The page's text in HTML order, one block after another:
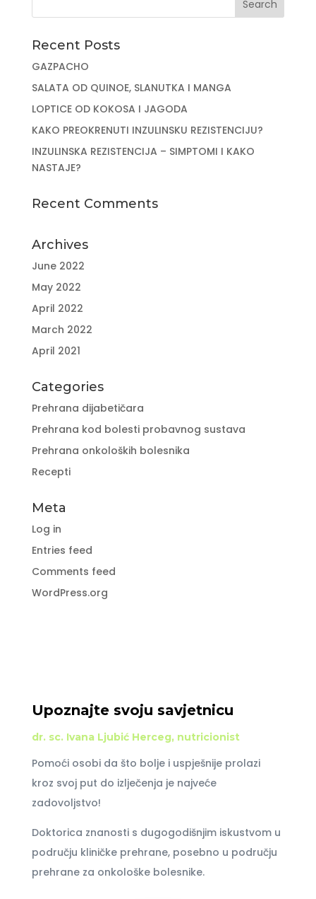
Recent Posts
GAZPACHO
SALATA OD QUINOE, SLANUTKA I MANGA
LOPTICE OD KOKOSA I JAGODA
KAKO PREOKRENUTI INZULINSKU REZISTENCIJU?
INZULINSKA REZISTENCIJA – SIMPTOMI I KAKO
NASTAJE?
Recent Comments
Archives
June 2022
May 2022
April 2022
March 2022
April 2021
Categories
Prehrana dijabetičara
Prehrana kod bolesti probavnog sustava
Prehrana onkoloških bolesnika
Recepti
Meta
Log in
Entries feed
Comments feed
WordPress.org
Upoznajte svoju savjetnicu
dr. sc. Ivana Ljubić Herceg, nutricionist
Pomoći osobi da što bolje i uspješnije prolazi
kroz svoj put do izlječenja je najveće
zadovoljstvo!
Doktorica znanosti s dugogodišnjim iskustvom u
području kliničke prehrane, posebno u području
prehrane za onkološke bolesnike.